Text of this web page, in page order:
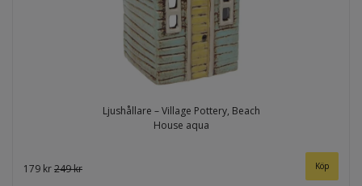
Ljushållare – Village Pottery, Beach
House aqua
179 kr249 kr